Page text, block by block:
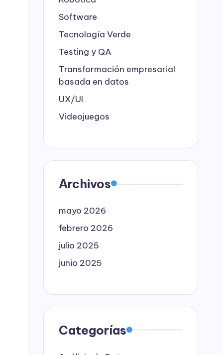
Software
Tecnología Verde
Testing y QA
Transformación empresarial
basada en datos
UX/UI
Videojuegos
Archivos
mayo 2026
febrero 2026
julio 2025
junio 2025
Categorías